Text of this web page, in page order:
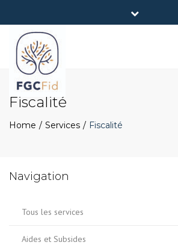
Close
Fiscalité
Home Services Fiscalité
Navigation
Tous les services
Aides et Subsides